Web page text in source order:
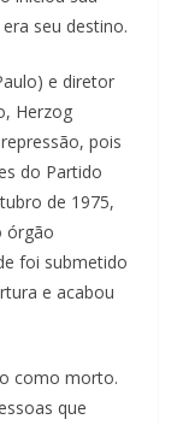
seu destino.
e diretor
Herzog
pois
do Partido
de 1975,
órgão
foi submetido
e acabou
como morto.
que